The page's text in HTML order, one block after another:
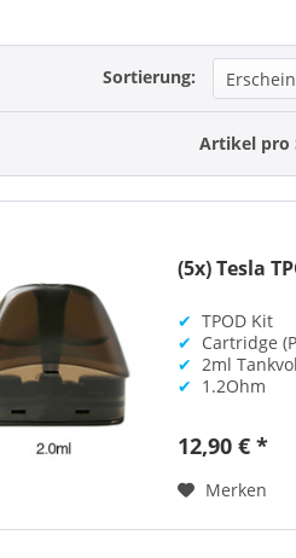
Sortierung:
Artikel pro
(5x) Tesla
✔ TPOD Kit
✔ Cartridge
✔ 2ml
✔ 1.2Ohm
12,90 € *
Merken